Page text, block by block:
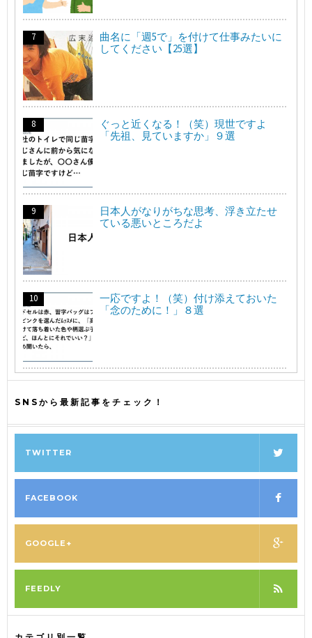
曲名に「週5で」を付けて仕事みたいに
してください【25選】
ぐっと近くなる！（笑）現世ですよ
「先祖、見ていますか」９選
日本人がなりがちな思考、浮き立たせ
ている悪いところだよ
一応ですよ！（笑）付け添えておいた
「念のために！」８選
SNSから最新記事をチェック！
TWITTER
FACEBOOK
GOOGLE+
FEEDLY